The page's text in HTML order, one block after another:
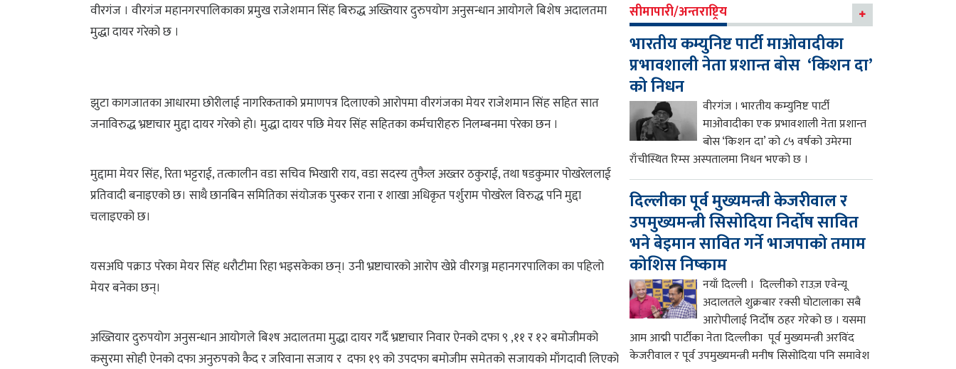
वीरगंज । वीरगंज महानगरपालिकाका प्रमुख राजेशमान सिंह बिरुद्ध अख्तियार दुरुपयोग अनुसन्धान आयोगले बिशेष अदालतमा
मुद्धा दायर गरेको छ ।
झुटा कागजातका आधारमा छोरीलाई नागरिकताको प्रमाणपत्र दिलाएको आरोपमा वीरगंजका मेयर राजेशमान सिंह सहित सात
जनाविरुद्ध भ्रष्टाचार मुद्दा दायर गरेको हो। मुद्धा दायर पछि मेयर सिंह सहितका कर्मचारीहरु निलम्बनमा परेका छन ।
मुद्दामा मेयर सिंह, रिता भट्टराई, तत्कालीन वडा सचिव भिखारी राय, वडा सदस्य तुफैल अख्तर ठकुराई, तथा षडकुमार पोखरेललाई
प्रतिवादी बनाइएको छ। साथै छानबिन समितिका संयोजक पुस्कर राना र शाखा अधिकृत पर्शुराम पोखरेल विरुद्ध पनि मुद्दा
चलाइएको छ।
यसअघि पक्राउ परेका मेयर सिंह धरौटीमा रिहा भइसकेका छन्। उनी भ्रष्टाचारको आरोप खेप्ने वीरगञ्ज महानगरपालिका का पहिलो
मेयर बनेका छन्।
अख्तियार दुरुपयोग अनुसन्धान आयोगले बिश्ष अदालतमा मुद्धा दायर गर्दै भ्रष्टाचार निवार ऐनको दफा ९ ,११ र १२ बमोजीमको
कसुरमा सोही ऐनको दफा अनुरुपको कैद र जरिवाना सजाय र दफा १९ को उपदफा बमोजीम समेतको सजायको माँगदावी लिएको
सीमापारी/अन्तराष्ट्रिय
भारतीय कम्युनिष्ट पार्टी माओवादीका
प्रभावशाली नेता प्रशान्त बोस ‘किशन दा’
को निधन
वीरगंज । भारतीय कम्युनिष्ट पार्टी
माओवादीका एक प्रभावशाली नेता प्रशान्त
बोस ‘किशन दा’ को ८५ वर्षको उमेरमा
राँचीस्थित रिम्स अस्पतालमा निधन भएको छ ।
दिल्लीका पूर्व मुख्यमन्त्री केजरीवाल र
उपमुख्यमन्त्री सिसोदिया निर्दोष सावित
भने बेइमान सावित गर्ने भाजपाको तमाम
कोशिस निष्काम
नयाँ दिल्ली । दिल्लीको राउज़ एवेन्यू
अदालतले शुक्रबार रक्सी घोटालाका सबै
आरोपीलाई निर्दोष ठहर गरेको छ । यसमा
आम आद्मी पार्टीका नेता दिल्लीका पूर्व मुख्यमन्त्री अरविंद
केजरीवाल र पूर्व उपमुख्यमन्त्री मनीष सिसोदिया पनि समावेश